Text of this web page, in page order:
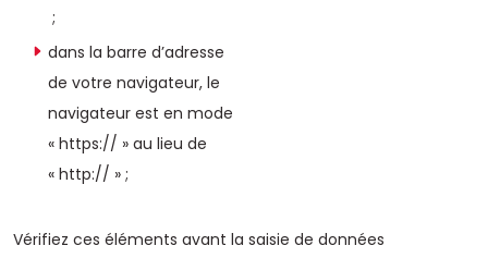
;
dans la barre d’adresse
de votre navigateur, le
navigateur est en mode
« https:// » au lieu de
« http:// » ;
Vérifiez ces éléments avant la saisie de données